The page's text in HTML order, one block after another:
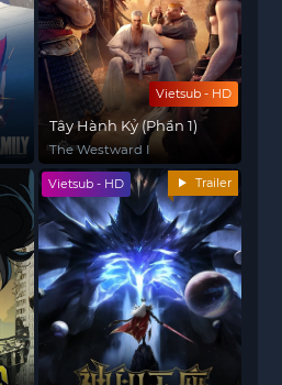
Vietsub - HD
Tây Hành Kỷ (Phần 1)
The Westward I
Vietsub - HD Trailer